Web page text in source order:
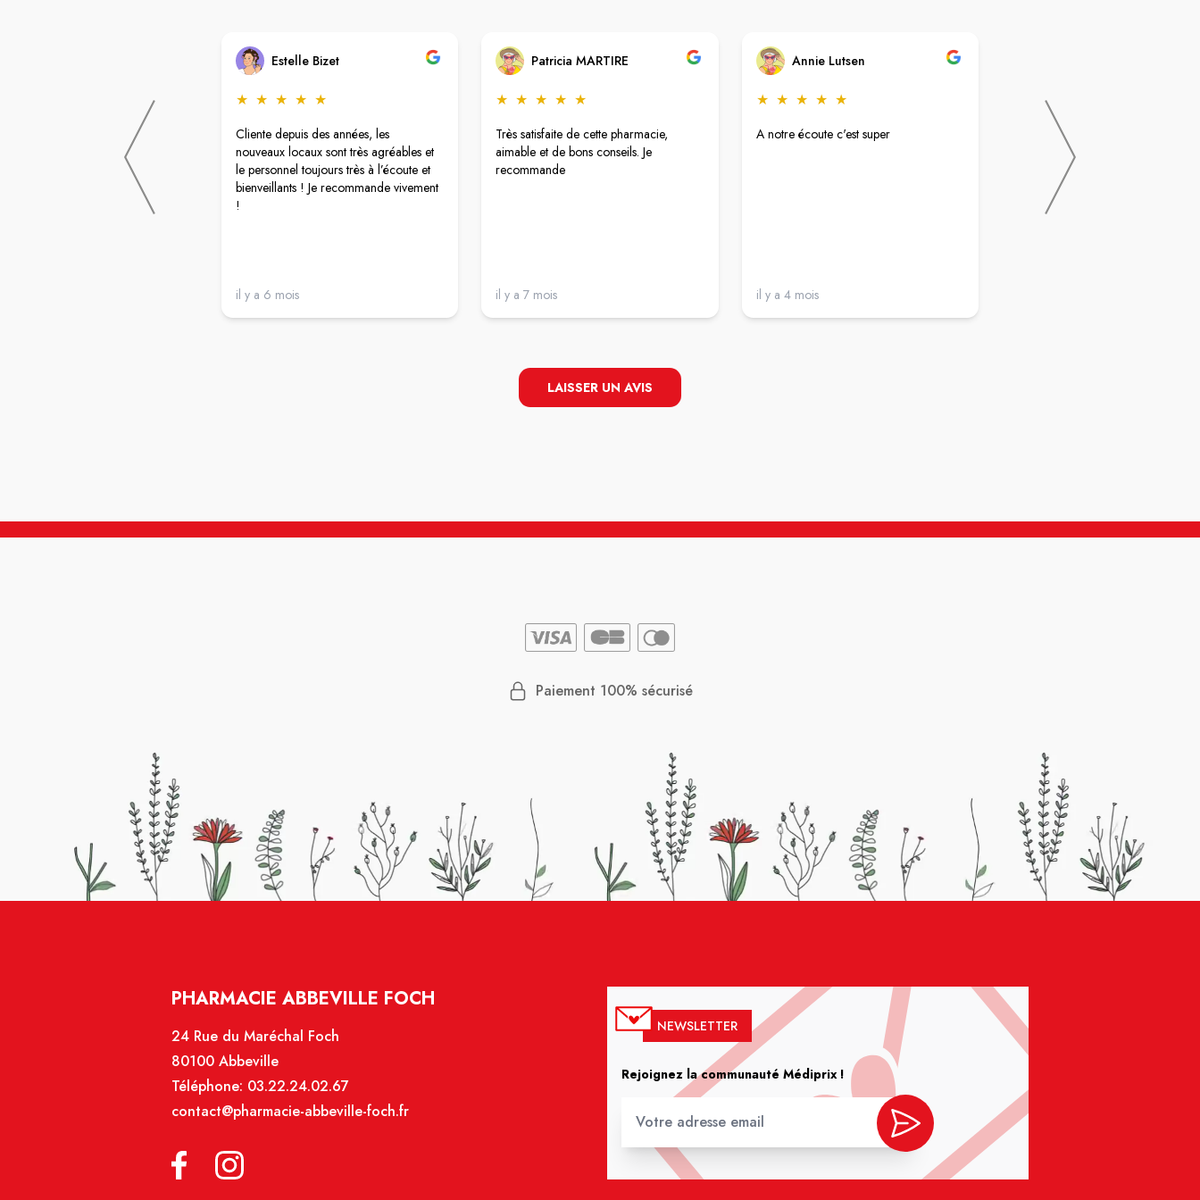
Estelle Bizet
★ ★ ★ ★ ★
Cliente depuis des années, les
nouveaux locaux sont très agréables et
le personnel toujours très à l’écoute et
bienveillants ! Je recommande vivement
!
il y a 6 mois
Patricia MARTIRE
★ ★ ★ ★ ★
Très satisfaite de cette pharmacie,
aimable et de bons conseils. Je
recommande
il y a 7 mois
Annie Lutsen
★ ★ ★ ★ ★
A notre écoute c'est super
il y a 4 mois
★
Excellent accueil !
De bon conseil..
C'est agréable..Et l'ouverture en
continue très pratique lorsque que
travaille.
LAISSER UN AVIS
Paiement 100% sécurisé
PHARMACIE ABBEVILLE FOCH
24 Rue du Maréchal Foch
80100 Abbeville
Téléphone: 03.22.24.02.67
contact@pharmacie-abbeville-foch.fr
NEWSLETTER
Rejoignez la communauté Médiprix !